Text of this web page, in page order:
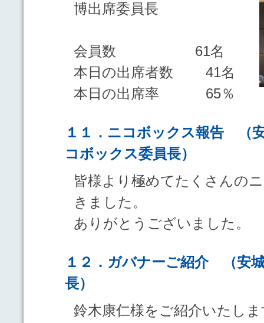
博出席委員長
会員数 61名
本日の出席者数 41名
本日の出席率 65％
１１．ニコボックス報告 （
コボックス委員長）
皆様より極めてたくさんの
きました。
ありがとうございました。
１２．ガバナーご紹介 （安
長）
鈴木康仁様をご紹介いたし